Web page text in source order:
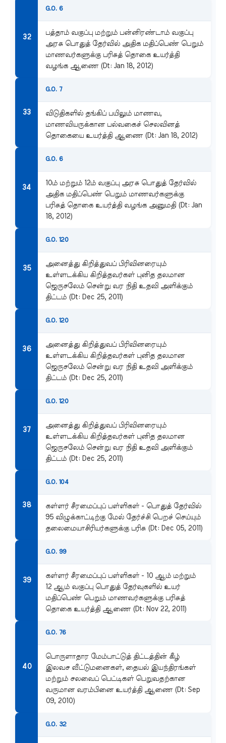
G.O. 6
பத்தாம் வகுப்பு மற்றும் பன்னிரண்டாம் வகுப்பு
அரசு பொதுத் தேர்வில் அதிக மதிப்பெண் பெறும்
மாணவர்களுக்கு பரிசுத் தொகை உயர்த்தி
வழங்க ஆணை (Dt: Jan 18, 2012)
G.O. 7
விடுதிகளில் தங்கிப் பயிலும் மாணவ,
மாணவியருக்கான பல்வகைச் செலவினத்
தொகையை உயர்த்தி ஆணை (Dt: Jan 18, 2012)
G.O. 6
10ம் மற்றும் 12ம் வகுப்பு அரசு பொதுத் தேர்வில்
அதிக மதிப்பெண் பெறும் மாணவர்களுக்கு
பரிசுத் தொகை உயர்த்தி வழங்க அனுமதி (Dt: Jan
18, 2012)
G.O. 120
அனைத்து கிறித்துவப் பிரிவினரையும்
உள்ளடக்கிய கிறித்தவர்கள் புனித தலமான
ஜெருசலேம் சென்று வர நிதி உதவி அளிக்கும்
திட்டம் (Dt: Dec 25, 2011)
G.O. 120
அனைத்து கிறித்துவப் பிரிவினரையும்
உள்ளடக்கிய கிறித்தவர்கள் புனித தலமான
ஜெருசலேம் சென்று வர நிதி உதவி அளிக்கும்
திட்டம் (Dt: Dec 25, 2011)
G.O. 120
அனைத்து கிறித்துவப் பிரிவினரையும்
உள்ளடக்கிய கிறித்தவர்கள் புனித தலமான
ஜெருசலேம் சென்று வர நிதி உதவி அளிக்கும்
திட்டம் (Dt: Dec 25, 2011)
G.O. 104
கள்ளர் சீரமைப்புப் பள்ளிகள் - பொதுத் தேர்வில்
95 விழுக்காட்டிற்கு மேல் தேர்ச்சி பெறச் செய்யும்
தலைமையாசிரியர்களுக்கு பரிசு (Dt: Dec 05, 2011)
G.O. 99
கள்ளர் சீரமைப்புப் பள்ளிகள் - 10 ஆம் மற்றும்
12 ஆம் வகுப்பு பொதுத் தேர்வுகளில் உயர்
மதிப்பெண் பெறும் மாணவர்களுக்கு பரிசுத்
தொகை உயர்த்தி ஆணை (Dt: Nov 22, 2011)
G.O. 76
பொருளாதார மேம்பாட்டுத் திட்டத்தின் கீழ்
இலவச வீட்டுமனைகள், தையல் இயந்திரங்கள்
மற்றும் சலவைப் பெட்டிகள் பெறுவதற்கான
வருமான வரம்பினை உயர்த்தி ஆணை (Dt: Sep
09, 2010)
G.O. 32